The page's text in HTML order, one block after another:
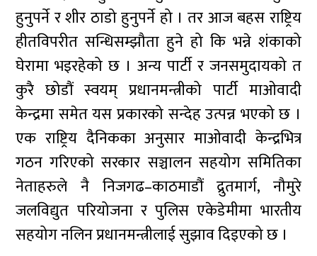
हुनुपर्ने र शीर ठाडो हुनुपर्ने हो । तर आज बहस राष्ट्रिय
हीतविपरीत सन्धिसम्झौता हुने हो कि भन्ने शंकाको
घेरामा भइरहेको छ । अन्य पार्टी र जनसमुदायको त
कुरै छोडौं स्वयम् प्रधानमन्त्रीको पार्टी माओवादी
केन्द्रमा समेत यस प्रकारको सन्देह उत्पन्न भएको छ ।
एक राष्ट्रिय दैनिकका अनुसार माओवादी केन्द्रभित्र
गठन गरिएको सरकार सञ्चालन सहयोग समितिका
नेताहरुले नै निजगढ–काठमाडौं द्रुतमार्ग, नौमुरे
जलविद्युत परियोजना र पुलिस एकेडेमीमा भारतीय
सहयोग नलिन प्रधानमन्त्रीलाई सुझाव दिइएको छ ।